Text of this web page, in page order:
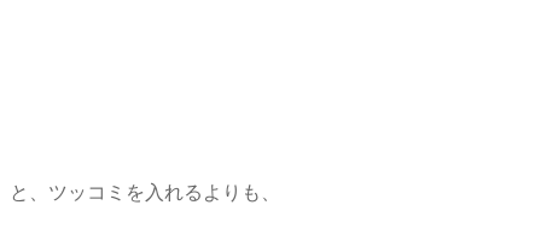
と、ツッコミを入れるよりも、